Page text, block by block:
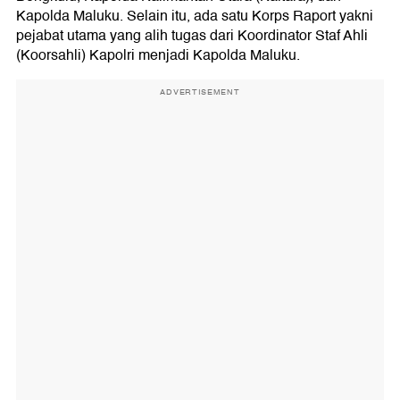
Kapolda Maluku. Selain itu, ada satu Korps Raport yakni
pejabat utama yang alih tugas dari Koordinator Staf Ahli
(Koorsahli) Kapolri menjadi Kapolda Maluku.
ADVERTISEMENT